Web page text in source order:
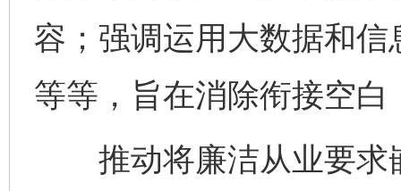
容；强调运用大数据和
等等，旨在消除衔接空白
推动将廉洁从业要求